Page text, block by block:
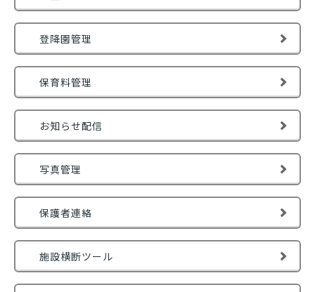
登降園管理
保育料管理
お知らせ配信
写真管理
保護者連絡
施設横断ツール